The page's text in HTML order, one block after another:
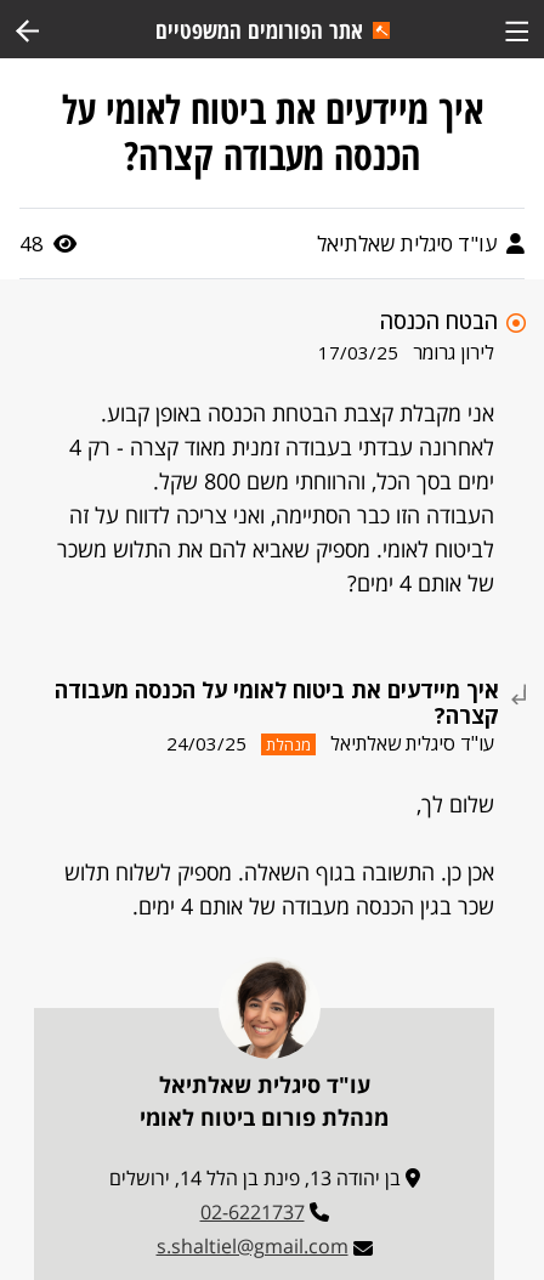
אתר הפורומים המשפטיים
איך מיידעים את ביטוח לאומי על
הכנסה מעבודה קצרה?
עו"ד סיגלית שאלתיאל 48
הבטח הכנסה
לירון גרומר 17/03/25
אני מקבלת קצבת הבטחת הכנסה באופן קבוע.
לאחרונה עבדתי בעבודה זמנית מאוד קצרה - רק 4
ימים בסך הכל, והרווחתי משם 800 שקל.
העבודה הזו כבר הסתיימה, ואני צריכה לדווח על זה
לביטוח לאומי. מספיק שאביא להם את התלוש משכר
של אותם 4 ימים?
איך מיידעים את ביטוח לאומי על הכנסה מעבודה
קצרה?
עו"ד סיגלית שאלתיאל מנהלת 24/03/25
שלום לך,
אכן כן. התשובה בגוף השאלה. מספיק לשלוח תלוש
שכר בגין הכנסה מעבודה של אותם 4 ימים.
עו"ד סיגלית שאלתיאל
מנהלת פורום ביטוח לאומי
בן יהודה 13, פינת בן הלל 14, ירושלים
02-6221737
s.shaltiel@gmail.com